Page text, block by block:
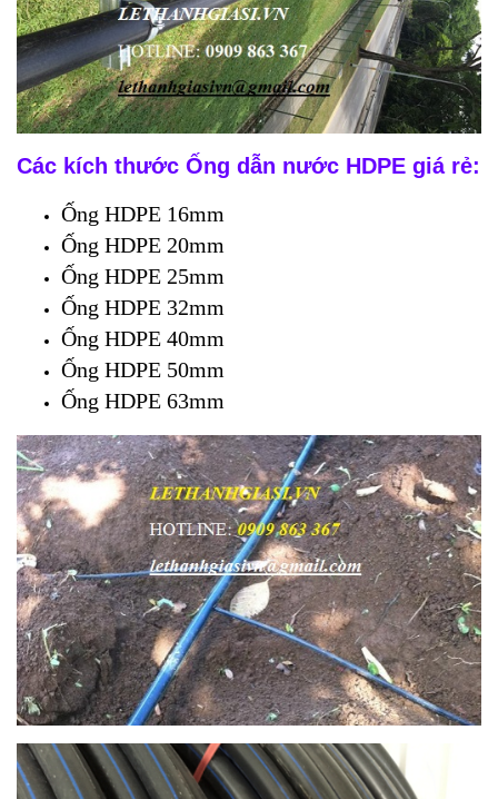
Các kích thước Ống dẫn nước HDPE giá rẻ:
Ống HDPE 16mm
Ống HDPE 20mm
Ống HDPE 25mm
Ống HDPE 32mm
Ống HDPE 40mm
Ống HDPE 50mm
Ống HDPE 63mm